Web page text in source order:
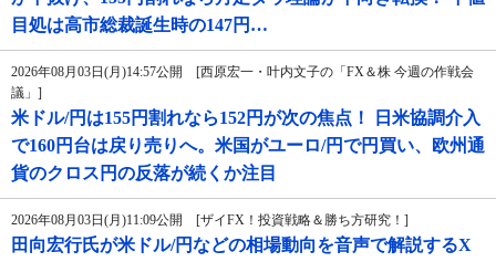
目処は高市総裁誕生時の147円…
2026年08月03日(月)14:57公開 [西原宏一・叶内文子の「FX＆株 今週の作戦会
議」]
米ドル/円は155円割れなら152円が次の焦点！ 日米協調介入
で160円台は戻り売りへ。米国がユーロ/円で円買い、欧州通
貨のクロス円の反落が続くか注目
2026年08月03日(月)11:09公開 [ザイFX！投資戦略＆勝ち方研究！]
田向宏行氏が米ドル/円などの相場動向を音声で解説するX